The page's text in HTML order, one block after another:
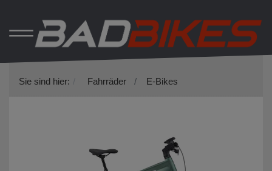
Sie sind hier: Fahrräder E-Bikes